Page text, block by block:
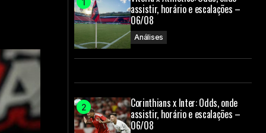
assistir, horário e escalações –
06/08
Análises
Corinthians x Inter: Odds, onde
assistir, horário e escalações –
06/08